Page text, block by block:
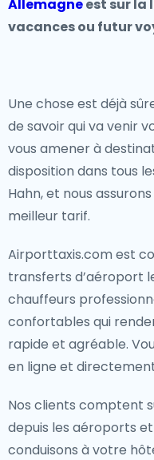
Allemagneest sur la
vacances ou futur
Une chose est déjà
de savoir qui va venir
vous amener à
disposition dans tous
Hahn, et nous
meilleur tarif.
Airporttaxis.com est
transferts d’aéroport
chauffeurs
confortables qui
rapide et agréable.
en ligne et
Nos clients comptent
depuis les aéroports
conduisons à votre